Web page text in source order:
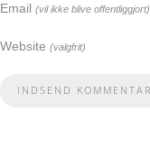
Email (vil ikke blive offentliggjort)
Website (valgfrit)